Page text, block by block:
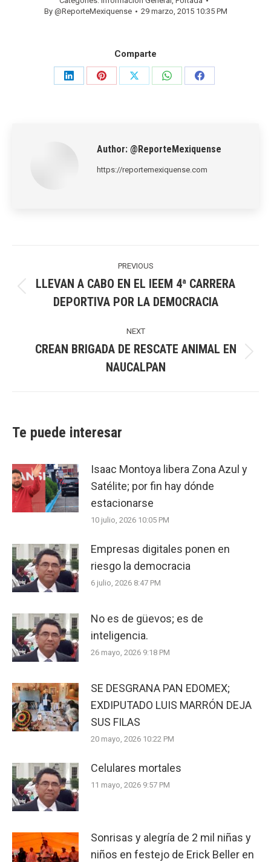
By @ReporteMexiquense 29 marzo, 2015 10:35 PM
Comparte
Share
Share
Share
Share
Share
Author: @ReporteMexiquense
https://reportemexiquense.com
PREVIOUS
post:
LLEVAN A CABO EN EL IEEM 4ª CARRERA
DEPORTIVA POR LA DEMOCRACIA
NEXT
post:
CREAN BRIGADA DE RESCATE ANIMAL EN
NAUCALPAN
Te puede interesar
Isaac Montoya libera Zona Azul y
Satélite; por fin hay dónde
estacionarse
10 julio, 2026 10:05 PM
Empresas digitales ponen en
riesgo la democracia
6 julio, 2026 8:47 PM
No es de güevos; es de
inteligencia.
26 mayo, 2026 9:18 PM
SE DESGRANA PAN EDOMEX;
EXDIPUTADO LUIS MARRÓN DEJA
SUS FILAS
20 mayo, 2026 10:22 PM
Celulares mortales
11 mayo, 2026 9:57 PM
Sonrisas y alegría de 2 mil niñas y
niños en festejo de Erick Beller en